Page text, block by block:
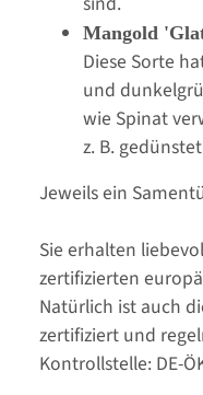
Mangold
Diese Sorte
und
wie Spinat
z. B.
Jeweils ein
Sie erhalten
zertifizierten
Natürlich ist auch
zertifiziert und
Kontrollstelle: DE-